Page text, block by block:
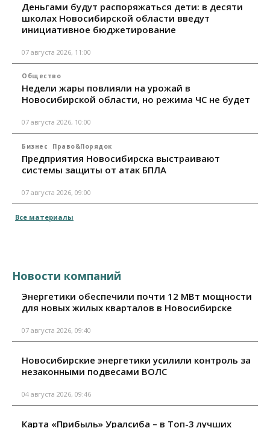
Деньгами будут распоряжаться дети: в десяти
школах Новосибирской области введут
инициативное бюджетирование
07 августа 2026, 11:00
Общество
Недели жары повлияли на урожай в
Новосибирской области, но режима ЧС не будет
07 августа 2026, 10:00
Бизнес Право&Порядок
Предприятия Новосибирска выстраивают
системы защиты от атак БПЛА
07 августа 2026, 09:00
Все материалы
Новости компаний
Энергетики обеспечили почти 12 МВт мощности
для новых жилых кварталов в Новосибирске
07 августа 2026, 09:40
Новосибирские энергетики усилили контроль за
незаконными подвесами ВОЛС
04 августа 2026, 09:46
Карта «Прибыль» Уралсиба – в Топ-3 лучших